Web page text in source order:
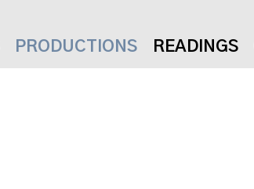
PRODUCTIONS READINGS